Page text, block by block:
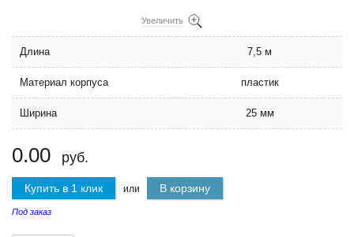
Увеличить
Длина 7,5 м
Материал корпуса пластик
Ширина 25 мм
0.00 руб.
Купить в 1 клик или В корзину
Под заказ